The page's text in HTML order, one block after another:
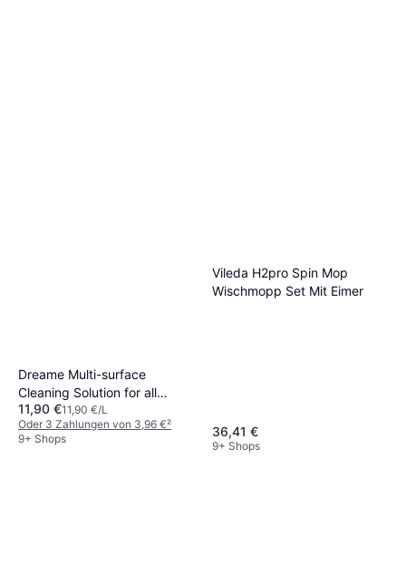
Dreame Multi-surface
Cleaning Solution for all
Robot Vacuums 1L
11,90 €11,90 €/L
Oder 3 Zahlungen von 3,96 €²
9+ Shops
Vileda H2pro Spin Mop
Wischmopp Set Mit Eimer
36,41 €
9+ Shops